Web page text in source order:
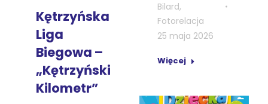
Bilard,
Fotorelacja
25 maja 2026
Więcej
Kętrzyńska
Liga
Biegowa –
„Kętrzyński
Kilometr”